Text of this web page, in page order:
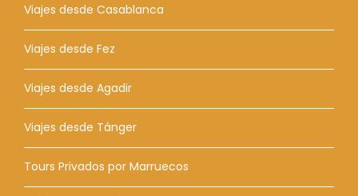
Viajes desde Casablanca
Viajes desde Fez
Viajes desde Agadir
Viajes desde Tánger
Tours Privados por Marruecos